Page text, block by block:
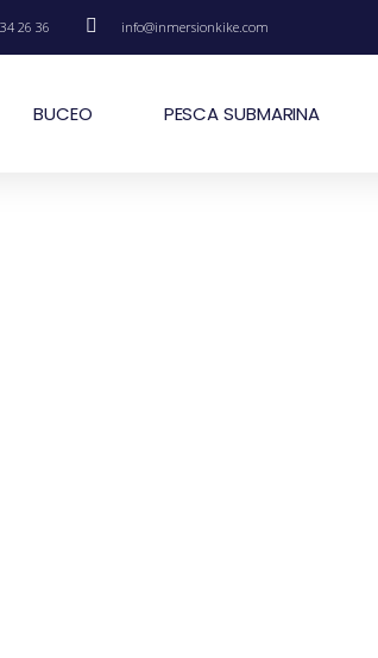
26 36 info@inmersionkike.com
BUCEO PESCA SUBMARINA